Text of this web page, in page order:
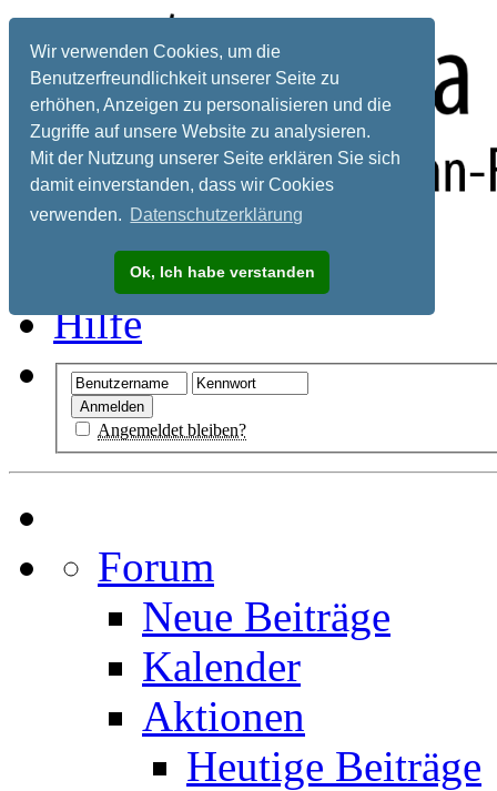
Wir verwenden Cookies, um die
Benutzerfreundlichkeit unserer Seite zu
erhöhen, Anzeigen zu personalisieren und die
Zugriffe auf unsere Website zu analysieren.
Mit der Nutzung unserer Seite erklären Sie sich
damit einverstanden, dass wir Cookies
verwenden. Datenschutzerklärung
Ok, Ich habe verstanden
Registrieren
Hilfe
Angemeldet bleiben?
Forum
Neue Beiträge
Kalender
Aktionen
Heutige Beiträge